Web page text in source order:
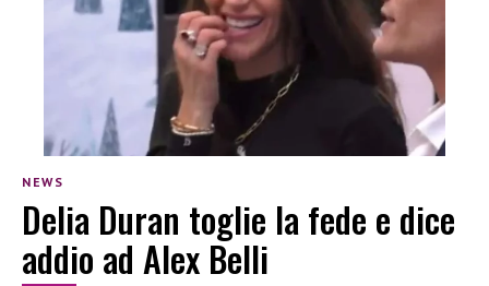
NEWS
Delia Duran toglie la fede e dice
addio ad Alex Belli